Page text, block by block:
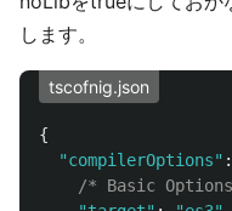
します。
tscofnig.json
{
"compilerOptions" :
/* Basic